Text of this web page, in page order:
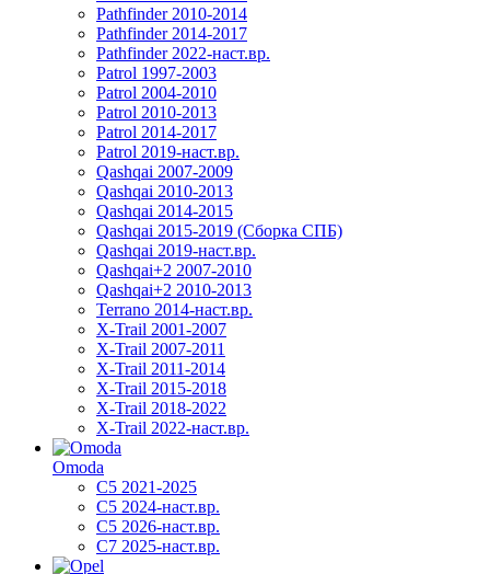
Pathfinder 2010-2014
Pathfinder 2014-2017
Pathfinder 2022-наст.вр.
Patrol 1997-2003
Patrol 2004-2010
Patrol 2010-2013
Patrol 2014-2017
Patrol 2019-наст.вр.
Qashqai 2007-2009
Qashqai 2010-2013
Qashqai 2014-2015
Qashqai 2015-2019 (Сборка СПБ)
Qashqai 2019-наст.вр.
Qashqai+2 2007-2010
Qashqai+2 2010-2013
Terrano 2014-наст.вр.
X-Trail 2001-2007
X-Trail 2007-2011
X-Trail 2011-2014
X-Trail 2015-2018
X-Trail 2018-2022
X-Trail 2022-наст.вр.
Omoda
C5 2021-2025
C5 2024-наст.вр.
C5 2026-наст.вр.
C7 2025-наст.вр.